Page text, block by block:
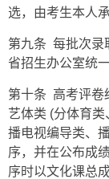
选，由考生本人
第九条 每批次录
省招生办公室统
第十条 高考评卷
艺体类 (分体育
播电视编导类、
序，并在公布成
序时以文化课总